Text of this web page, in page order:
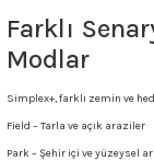
Farklı
Modlar
Simplex+, farklı zemin ve
Field – Tarla ve açık araziler
Park – Şehir içi ve yüzeysel